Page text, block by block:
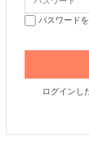
パスワード
ログインし